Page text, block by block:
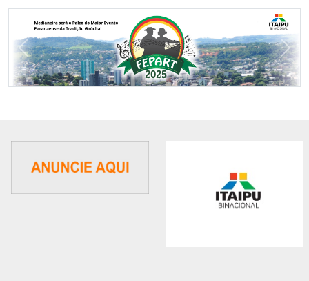
Previous